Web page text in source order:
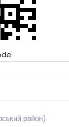
район)